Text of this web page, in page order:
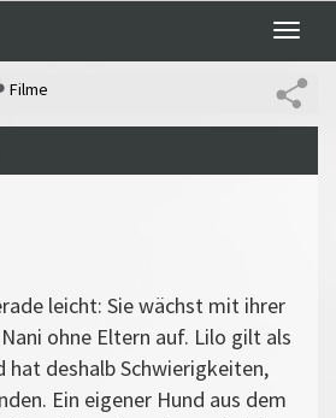
Toggle
Filme
leicht: Sie wächst mit ihrer
ohne Eltern auf. Lilo gilt als
hat deshalb Schwierigkeiten,
Ein eigener Hund aus dem